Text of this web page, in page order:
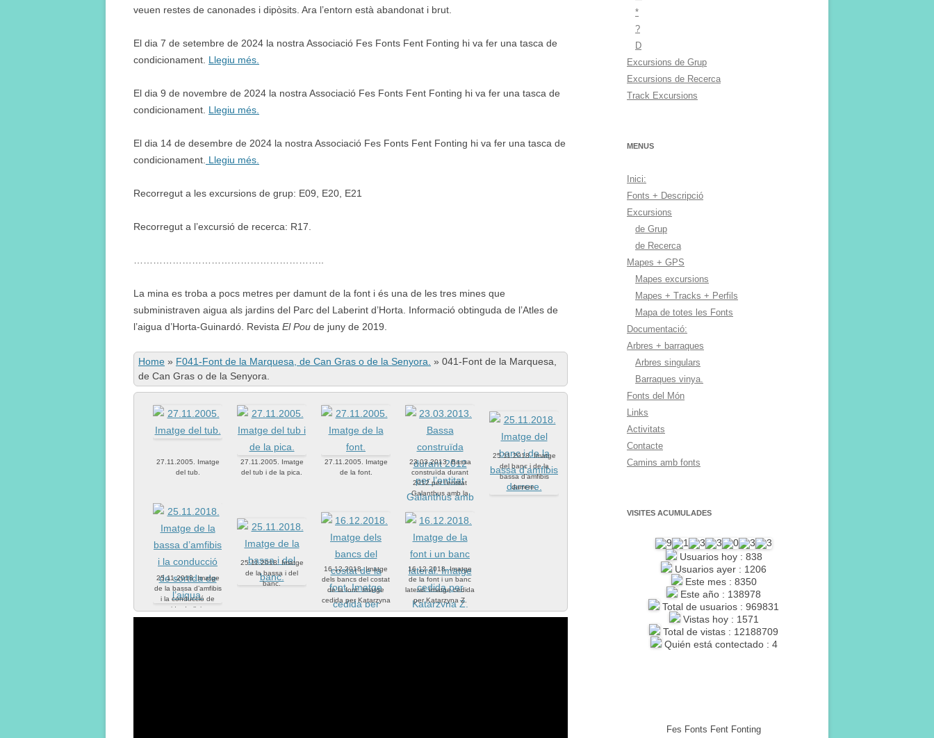
veuen restes de canonades i dipòsits. Ara l’entorn està abandonat i brut.
El dia 7 de setembre de 2024 la nostra Associació Fes Fonts Fent Fonting hi va fer una tasca de
condicionament. Llegiu més.
El dia 9 de novembre de 2024 la nostra Associació Fes Fonts Fent Fonting hi va fer una tasca de
condicionament. Llegiu més.
El dia 14 de desembre de 2024 la nostra Associació Fes Fonts Fent Fonting hi va fer una tasca de
condicionament. Llegiu més.
Recorregut a les excursions de grup: E09, E20, E21
Recorregut a l’excursió de recerca: R17.
La mina es troba a pocs metres per damunt de la font i és una de les tres mines que
subministraven aigua als jardins del Parc del Laberint d’Horta. Informació obtinguda de l’Atles de
l’aigua d’Horta-Guinardó. Revista El Pou de juny de 2019.
Home » F041-Font de la Marquesa, de Can Gras o de la Senyora. » 041-Font de la Marquesa,
de Can Gras o de la Senyora.
27.11.2005. Imatge
del tub.
27.11.2005. Imatge
del tub i de la pica.
27.11.2005. Imatge
de la font.
23.03.2013. Bassa
construïda durant
2012 per l’entitat
Galanthus amb la
Voluntaris del Parc
de Collserola.
25.11.2018. Imatge
del banc i de la
bassa d’amfibis
darrere.
25.11.2018. Imatge
de la bassa d’amfibis
i la conducció de
sortida de l’aigua.
25.11.2018. Imatge
de la bassa i del
banc.
16.12.2018. Imatge
dels bancs del costat
de la font. Imatge
cedida per Katarzyna
Z.
16.12.2018. Imatge
de la font i un banc
lateral. Imatge cedida
per Katarzyna Z.
*
?
D
Excursions de Grup
Excursions de Recerca
Track Excursions
MENUS
Inici:
Fonts + Descripció
Excursions
de Grup
de Recerca
Mapes + GPS
Mapes excursions
Mapes + Tracks + Perfils
Mapa de totes les Fonts
Documentació:
Arbres + barraques
Arbres singulars
Barraques vinya.
Fonts del Món
Links
Activitats
Contacte
Camins amb fonts
VISITES ACUMULADES
Usuarios hoy : 838
Usuarios ayer : 1206
Este mes : 8350
Este año : 138978
Total de usuarios : 969831
Vistas hoy : 1571
Total de vistas : 12188709
Quién está contectado : 4
Fes Fonts Fent Fonting